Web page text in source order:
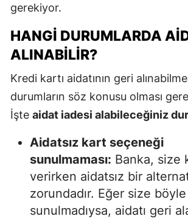
gerekiyor.
HANGI DURUMLARDA
ALINABILIR?
Kredi kartı aidatının geri
durumların söz konusu olması
İşte aidat iadesi alabileceğiniz
Aidatsız kart seçeneği
sunulmaması: Banka, size
verirken aidatsız bir
zorundadır. Eğer size
sunulmadıysa, aidatı geri